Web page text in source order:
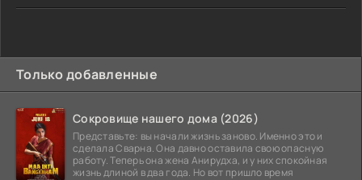
Только добавленные
Сокровище нашего дома (2026)
Представьте: вы начали жизнь заново. Именно это и
сделала Сварна. Она давно оставила свою опасную
работу. Теперь она жена Анирудха, и у них спокойная
жизнь длиной в два года. Но вот пришло время